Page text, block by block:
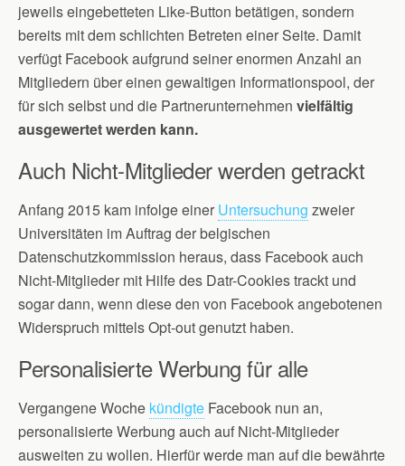
jeweils eingebetteten Like-Button betätigen, sondern
bereits mit dem schlichten Betreten einer Seite. Damit
verfügt Facebook aufgrund seiner enormen Anzahl an
Mitgliedern über einen gewaltigen Informationspool, der
für sich selbst und die Partnerunternehmen vielfältig
ausgewertet werden kann.
Auch Nicht-Mitglieder werden getrackt
Anfang 2015 kam infolge einer Untersuchung zweier
Universitäten im Auftrag der belgischen
Datenschutzkommission heraus, dass Facebook auch
Nicht-Mitglieder mit Hilfe des Datr-Cookies trackt und
sogar dann, wenn diese den von Facebook angebotenen
Widerspruch mittels Opt-out genutzt haben.
Personalisierte Werbung für alle
Vergangene Woche kündigte Facebook nun an,
personalisierte Werbung auch auf Nicht-Mitglieder
ausweiten zu wollen. Hierfür werde man auf die bewährte